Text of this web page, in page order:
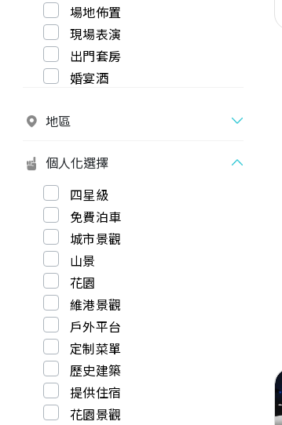
場地佈置
現場表演
出門套房
婚宴酒
地區
個人化選擇
四星級
免費泊車
城市景觀
山景
花園
維港景觀
戶外平台
定制菜單
歷史建築
提供住宿
花園景觀